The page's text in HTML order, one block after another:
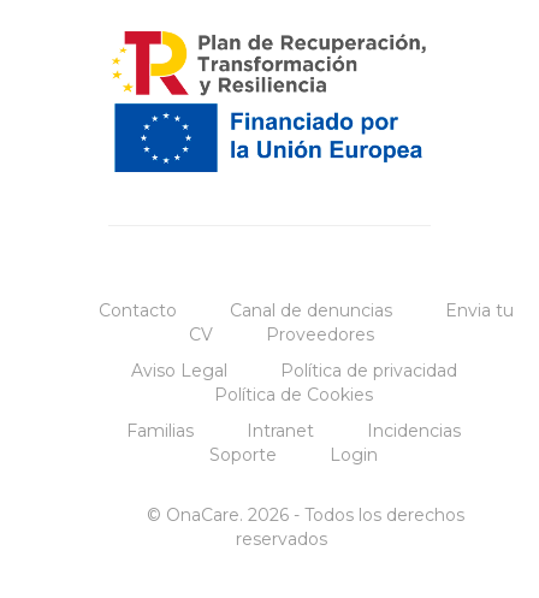
Contacto Canal de denuncias
Envia tu
CV
Proveedores
Aviso Legal
Política de privacidad
Política de Cookies
Familias
Intranet
Incidencias
Soporte
Login
© OnaCare. 2026 - Todos los derechos
reservados